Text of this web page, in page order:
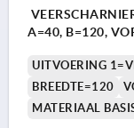
UITVOERING
BREEDTE=120
MATERIAAL